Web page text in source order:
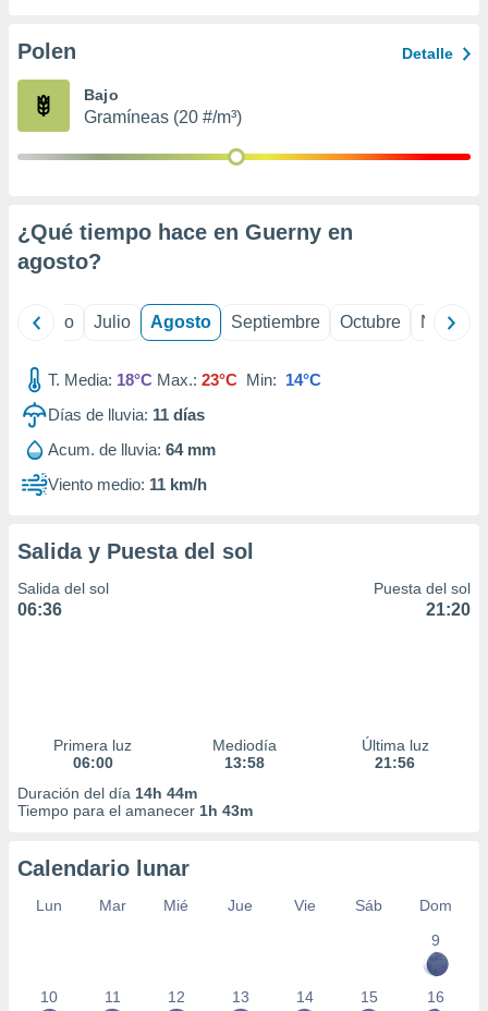
e
mediante
de
1199
Polen Detalle
Bajo
Gramíneas (20 #/m³)
¿Qué tiempo hace en Guerny en
agosto?
Junio Julio Agosto Septiembre Octubre
T. Media: 18°C Max.: 23°C Min: 14°C
Días de lluvia: 11 días
Acum. de lluvia: 64 mm
Viento medio: 11 km/h
Salida y Puesta del sol
Salida del sol
06:36
Puesta del sol
21:20
Primera luz
06:00
Mediodía
13:58
Última luz
21:56
Duración del día 14h 44m
Tiempo para el amanecer 1h 43m
Calendario lunar
Lun Mar Mié Jue Vie Sáb
Dom
9
10 11 12 13 14 15 16